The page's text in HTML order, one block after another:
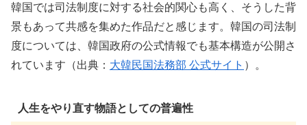
韓国では司法制度に対する社会的関心も高く、そうした背
景もあって共感を集めた作品だと感じます。韓国の司法制
度については、韓国政府の公式情報でも基本構造が公開さ
れています（出典： 大韓民国法務部 公式サイト ）。
人生をやり直す物語としての普遍性